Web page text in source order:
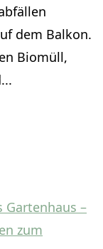
dem Balkon.
Biomüll,
Gartenhaus –
zum